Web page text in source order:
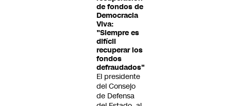
de fondos de
Democracia
Viva:
"Siempre es
difícil
recuperar los
fondos
defraudados"
El presidente
del Consejo
de Defensa